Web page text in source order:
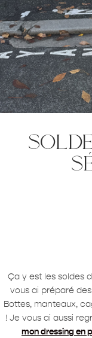
Ça y est les soldes
vous ai préparé
Bottes, manteaux,
! Je vous ai aussi
mon dressing en